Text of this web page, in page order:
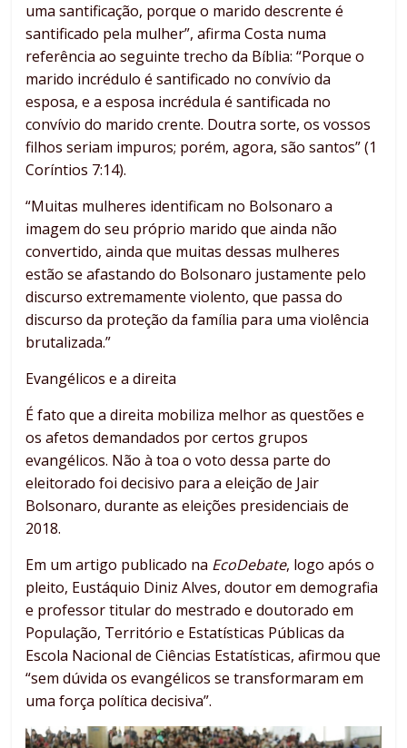
uma santificação, porque o marido descrente é
santificado pela mulher”, afirma Costa numa
referência ao seguinte trecho da Bíblia: “Porque o
marido incrédulo é santificado no convívio da
esposa, e a esposa incrédula é santificada no
convívio do marido crente. Doutra sorte, os vossos
filhos seriam impuros; porém, agora, são santos” (1
Coríntios 7:14).
“Muitas mulheres identificam no Bolsonaro a
imagem do seu próprio marido que ainda não
convertido, ainda que muitas dessas mulheres
estão se afastando do Bolsonaro justamente pelo
discurso extremamente violento, que passa do
discurso da proteção da família para uma violência
brutalizada.”
Evangélicos e a direita
É fato que a direita mobiliza melhor as questões e
os afetos demandados por certos grupos
evangélicos. Não à toa o voto dessa parte do
eleitorado foi decisivo para a eleição de Jair
Bolsonaro, durante as eleições presidenciais de
2018.
Em um artigo publicado na EcoDebate, logo após o
pleito, Eustáquio Diniz Alves, doutor em demografia
e professor titular do mestrado e doutorado em
População, Território e Estatísticas Públicas da
Escola Nacional de Ciências Estatísticas, afirmou que
“sem dúvida os evangélicos se transformaram em
uma força política decisiva”.